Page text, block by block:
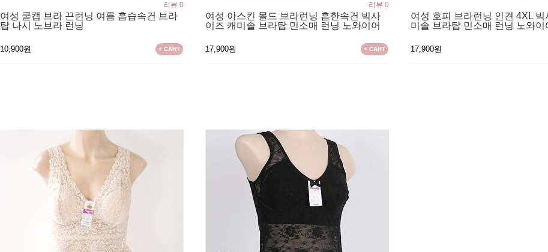
리뷰 0
여성 쿨캡 브라 끈런닝 여름 흡습속건 브라
탑 나시 노브라 런닝
10,900원 + CART
리뷰 0
여성 아스킨 몰드 브라런닝 흡한속건 빅사
이즈 캐미솔 브라탑 민소매 런닝 노와이어
17,900원 + CART
여성 호피 브라런닝 인견 4XL 빅
미솔 브라탑 민소매 런닝 노와이
17,900원